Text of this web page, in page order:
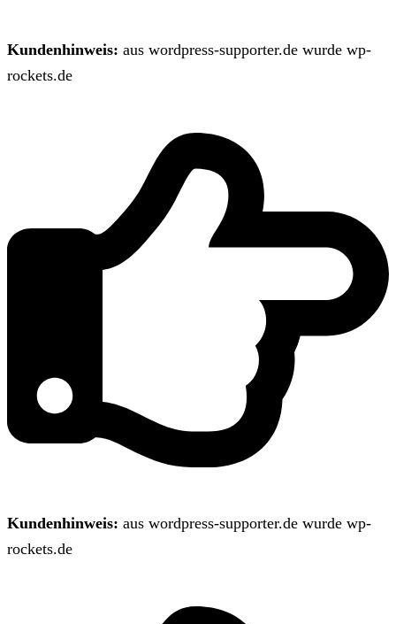
Kundenhinweis: aus wordpress-supporter.de wurde wp-
rockets.de
Kundenhinweis: aus wordpress-supporter.de wurde wp-
rockets.de